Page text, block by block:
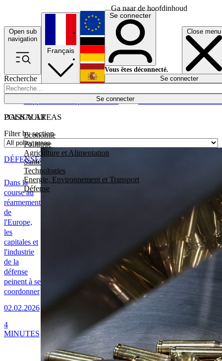
Ga naar de hoofdinhoud
Open sub
navigation
Close menu
Recherche
Se connecter
POLICY AREAS
Economie
Politique
Agriculture et Alimentation
Santé
Technologies
Energie, Environnement et Transport
Défense
Économie
Français
English
Deutsch
Español
Se connecter
Vous êtes déconnecté.
Se connecter
DASSAULT
Filter by section
Dans la
course au
réarmement
de
l'Europe,
les
capitales et
l'industrie
de la
défense
peinent à se
coordonner
02.02.2026
DÉFENSE
4
MINUTES